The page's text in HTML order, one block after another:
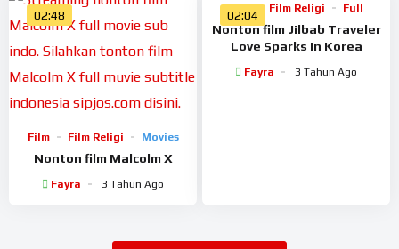
02:48
Film Film Religi Movies
Nonton film Malcolm X
Fayra 3 Tahun Ago
02:04
Film Film Religi Full
Nonton film Jilbab Traveler
Love Sparks in Korea
Fayra 3 Tahun Ago